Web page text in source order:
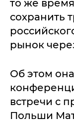
то же
сохранить
рынок
Об этом
встречи с
Польши